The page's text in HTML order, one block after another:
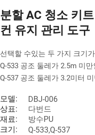
분할 AC 청소 키
컨 유지 관리 도구
선택할 수있는 두 가지 크기
Q-533 공조 둘레가 2.5m 미
Q-537 공조 둘레가 3.2미터
모델:
DBJ-006
상표:
다번드
재료:
방수PU
크기:
Q-533,Q-537